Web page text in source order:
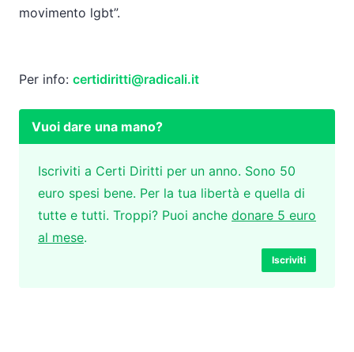
movimento lgbt”.
Per info: certidiritti@radicali.it
Vuoi dare una mano?
Iscriviti a Certi Diritti per un anno. Sono 50
euro spesi bene. Per la tua libertà e quella di
tutte e tutti. Troppi? Puoi anche donare 5 euro
al mese.
Iscriviti